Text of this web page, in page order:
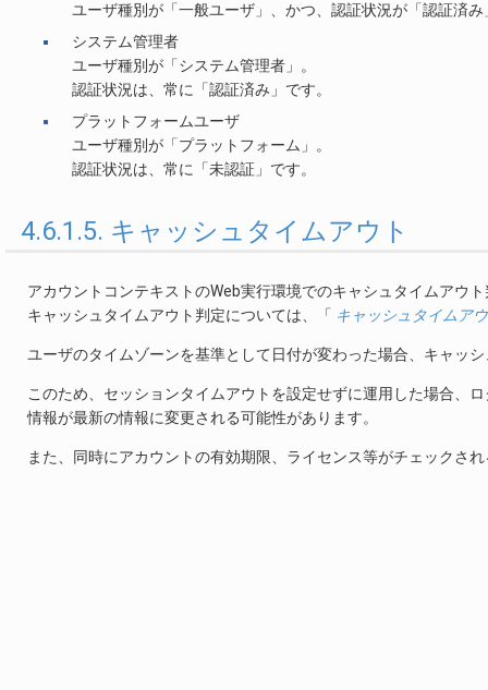
ユーザ種別が「一般ユーザ」、かつ、認証状況が「認証済み
システム管理者
ユーザ種別が「システム管理者」。
認証状況は、常に「認証済み」です。
プラットフォームユーザ
ユーザ種別が「プラットフォーム」。
認証状況は、常に「未認証」です。
4.6.1.5. キャッシュタイムアウト
アカウントコンテキストのWeb実行環境でのキャシュタイムアウ
キャッシュタイムアウト判定については、「 キャッシュタイムア
ユーザのタイムゾーンを基準として日付が変わった場合、キャッ
このため、セッションタイムアウトを設定せずに運用した場合、
情報が最新の情報に変更される可能性があります。
また、同時にアカウントの有効期限、ライセンス等がチェックさ